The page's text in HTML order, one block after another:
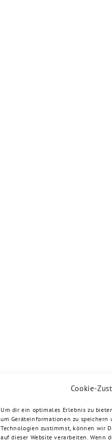
Cookie-
Um dir ein optimales Erlebnis zu
um Geräteinformationen zu speichern
Technologien zustimmst, können wir
auf dieser Website verarbeiten.